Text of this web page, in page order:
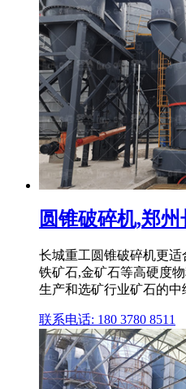
圆锥破碎机,郑
长城重工圆锥破碎机更
铁矿石,金矿石等高硬度
生产和选矿行业矿石的中
联系电话: 180 3780 8511